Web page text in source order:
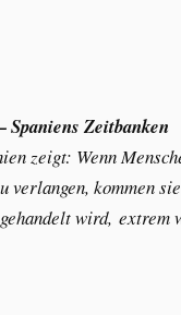
Zeitbanken
zeigt: Wenn
verlangen, kommen
wird,